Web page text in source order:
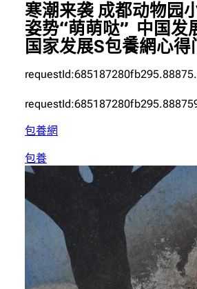
寒潮来袭 成都动物园
姿势“萌萌哒”_中国发
国家发展S包養網心得
包養網
包養